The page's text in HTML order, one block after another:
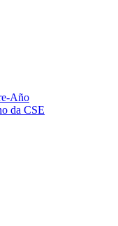
Año
da CSE